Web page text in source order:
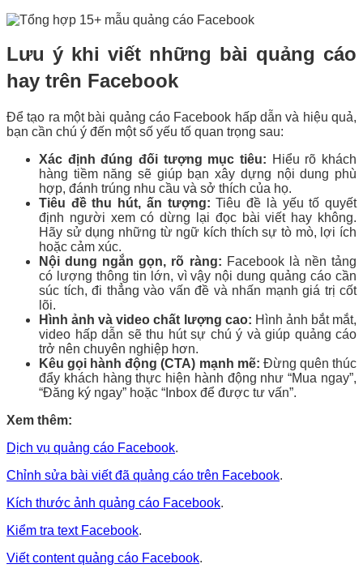
Lưu ý khi viết những bài quảng cáo
hay trên Facebook
Để tạo ra một bài quảng cáo Facebook hấp dẫn và hiệu quả,
bạn cần chú ý đến một số yếu tố quan trọng sau:
Xác định đúng đối tượng mục tiêu: Hiểu rõ khách
hàng tiềm năng sẽ giúp bạn xây dựng nội dung phù
hợp, đánh trúng nhu cầu và sở thích của họ.
Tiêu đề thu hút, ấn tượng: Tiêu đề là yếu tố quyết
định người xem có dừng lại đọc bài viết hay không.
Hãy sử dụng những từ ngữ kích thích sự tò mò, lợi ích
hoặc cảm xúc.
Nội dung ngắn gọn, rõ ràng: Facebook là nền tảng
có lượng thông tin lớn, vì vậy nội dung quảng cáo cần
súc tích, đi thẳng vào vấn đề và nhấn mạnh giá trị cốt
lõi.
Hình ảnh và video chất lượng cao: Hình ảnh bắt mắt,
video hấp dẫn sẽ thu hút sự chú ý và giúp quảng cáo
trở nên chuyên nghiệp hơn.
Kêu gọi hành động (CTA) mạnh mẽ: Đừng quên thúc
đẩy khách hàng thực hiện hành động như “Mua ngay”,
“Đăng ký ngay” hoặc “Inbox để được tư vấn”.
Xem thêm:
Dịch vụ quảng cáo Facebook.
Chỉnh sửa bài viết đã quảng cáo trên Facebook.
Kích thước ảnh quảng cáo Facebook.
Kiểm tra text Facebook.
Viết content quảng cáo Facebook.